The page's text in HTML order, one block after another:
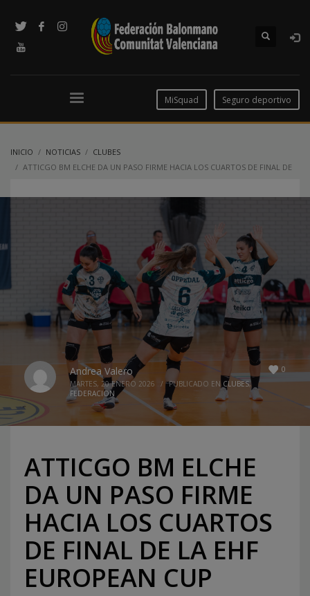
MiSquad Seguro deportivo
INICIO NOTICIAS
CLUBES
ATTICGO BM ELCHE DA UN PASO FIRME HACIA LOS CUARTOS DE FINAL DE
0
Andrea Valero
MARTES, 20 ENERO 2026 / PUBLICADO EN CLUBES,
FEDERACION
ATTICGO BM ELCHE
DA UN PASO FIRME
HACIA LOS CUARTOS
DE FINAL DE LA EHF
EUROPEAN CUP